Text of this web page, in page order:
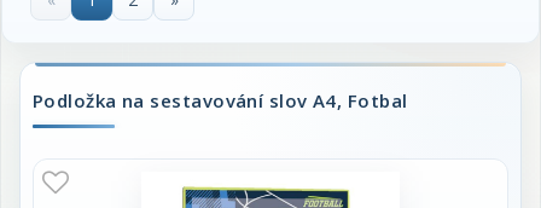
Podložka na sestavování slov A4, Fotbal